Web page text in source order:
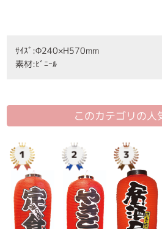
ｻｲｽﾞ:Φ240×H570mm
素材:ﾋﾞﾆｰﾙ
このカテゴリの人